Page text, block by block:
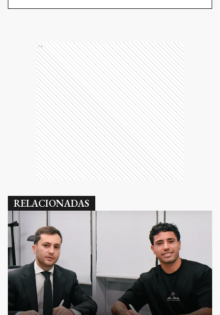
Ads
RELACIONADAS